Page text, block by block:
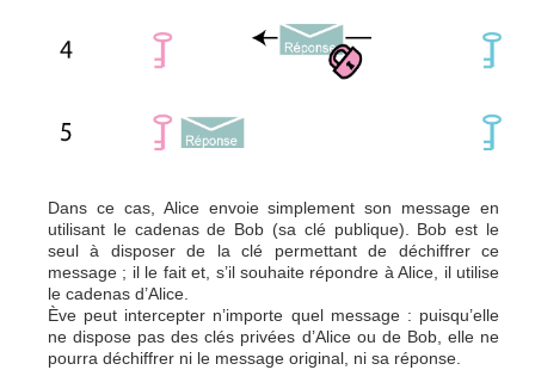
Dans ce cas, Alice envoie simplement son message en
utilisant le cadenas de Bob (sa clé publique). Bob est le
seul à disposer de la clé permettant de déchiffrer ce
message ; il le fait et, s’il souhaite répondre à Alice, il utilise
le cadenas d’Alice.
Ève peut intercepter n’importe quel message : puisqu’elle
ne dispose pas des clés privées d’Alice ou de Bob, elle ne
pourra déchiffrer ni le message original, ni sa réponse.